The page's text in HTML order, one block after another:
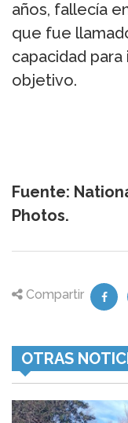
años, fallecía
que fue
capacidad
objetivo.
Fuente:
Photos.
Compartir
OTRAS